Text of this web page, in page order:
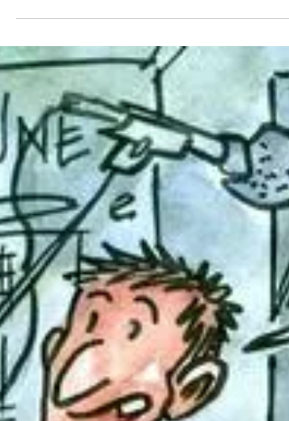
Radio : La première de wne.fr
Article paru dans le Journal L’Alsace le 22 décembre
2008 Première émission samedi après-midi pour la
nouvelle webradio mulhousienne. Le...